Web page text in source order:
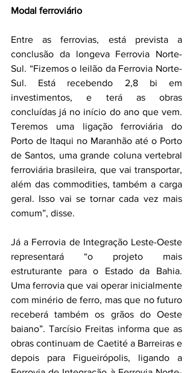
Modal ferroviário
Entre as ferrovias, está prevista a
conclusão da longeva Ferrovia Norte-
Sul. “Fizemos o leilão da Ferrovia Norte-
Sul. Está recebendo 2,8 bi em
investimentos, e terá as obras
concluídas já no início do ano que vem.
Teremos uma ligação ferroviária do
Porto de Itaqui no Maranhão até o Porto
de Santos, uma grande coluna vertebral
ferroviária brasileira, que vai transportar,
além das commodities, também a carga
geral. Isso vai se tornar cada vez mais
comum”, disse.
Já a Ferrovia de Integração Leste-Oeste
representará “o projeto mais
estruturante para o Estado da Bahia.
Uma ferrovia que vai operar inicialmente
com minério de ferro, mas que no futuro
receberá também os grãos do Oeste
baiano”. Tarcísio Freitas informa que as
obras continuam de Caetité a Barreiras e
depois para Figueirópolis, ligando a